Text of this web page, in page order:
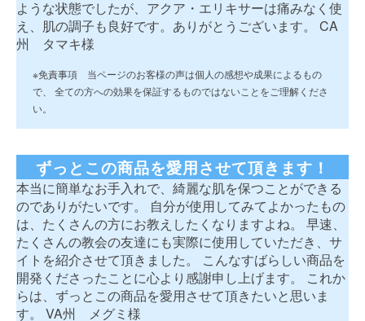
ような状態でしたが、アクア・エリキサーは痛みなく使
え、肌の調子も良好です。ありがとうございます。 CA
州 タマキ様
※免責事項 当ページのお客様の声は個人の感想や成果によるもの
で、 全ての方への効果を保証するものではないことをご理解くださ
い。
ずっとこの商品を愛用させて頂きます！
本当に簡単なお手入れで、綺麗な肌を保つことができる
のでありがたいです。 自分が使用してみてよかったもの
は、たくさんの方にお教えしたくなりますよね。 早速、
たくさんの教会の友達にも実際に使用していただき、サ
イトを紹介させて頂きました。 こんなすばらしい商品を
開発くださったことに心より感謝申し上げます。 これか
らは、ずっとこの商品を愛用させて頂きたいと思いま
す。 VA州 メグミ様